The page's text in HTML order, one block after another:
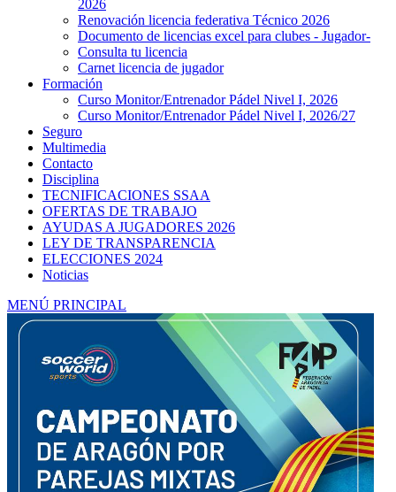
2026
Renovación licencia federativa Técnico 2026
Documento de licencias excel para clubes - Jugador-
Consulta tu licencia
Carnet licencia de jugador
Formación
Curso Monitor/Entrenador Pádel Nivel I, 2026
Curso Monitor/Entrenador Pádel Nivel I, 2026/27
Seguro
Multimedia
Contacto
Disciplina
TECNIFICACIONES SSAA
OFERTAS DE TRABAJO
AYUDAS A JUGADORES 2026
LEY DE TRANSPARENCIA
ELECCIONES 2024
Noticias
MENÚ PRINCIPAL